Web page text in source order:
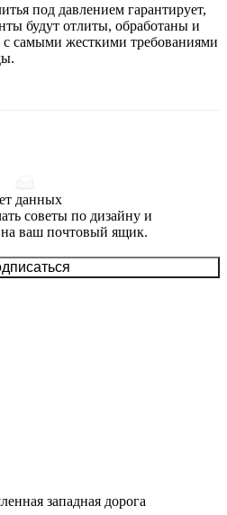
под давлением гарантирует,
будут отлиты, обработаны и
с самыми жесткими требованиями
данных
советы по дизайну и
на ваш почтовый ящик.
западная дорога